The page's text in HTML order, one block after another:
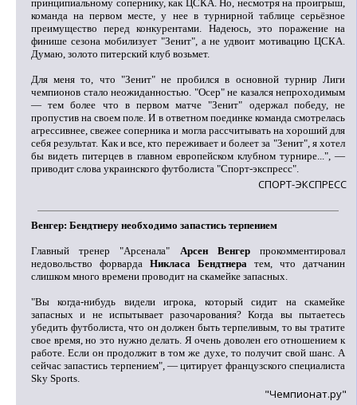
принципиальному сопернику, как ЦСКА. Но, несмотря на проигрыш,
команда на первом месте, у нее в турнирной таблице серьёзное
преимущество перед конкурентами. Надеюсь, это поражение на
финише сезона мобилизует "Зенит", а не удвоит мотивацию ЦСКА.
Думаю, золото питерский клуб возьмет.
Для меня то, что "Зенит" не пробился в основной турнир Лиги
чемпионов стало неожиданностью. "Осер" не казался непроходимым
— тем более что в первом матче "Зенит" одержал победу, не
пропустив на своем поле. И в ответном поединке команда смотрелась
агрессивнее, свежее соперника и могла рассчитывать на хороший для
себя результат. Как и все, кто переживает и болеет за "Зенит", я хотел
бы видеть питерцев в главном европейском клубном турнире...", —
приводит слова украинского футболиста "Спорт-экспресс".
СПОРТ-ЭКСПРЕСС
Венгер: Бендтнеру необходимо запастись терпением
Главный тренер "Арсенала" Арсен Венгерпрокомментировал
недовольство форварда Никласа Бендтнера тем, что датчанин
слишком много времени проводит на скамейке запасных.
"Вы когда-нибудь видели игрока, который сидит на скамейке
запасных и не испытывает разочарования? Когда вы пытаетесь
убедить футболиста, что он должен быть терпеливым, то вы тратите
свое время, но это нужно делать. Я очень доволен его отношением к
работе. Если он продолжит в том же духе, то получит свой шанс. А
сейчас запастись терпением", — цитирует французского специалиста
Sky Sports.
"Чемпионат.ру"